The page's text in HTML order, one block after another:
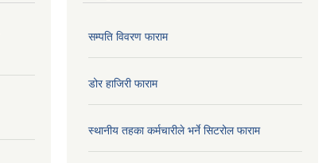
सम्पति विवरण फाराम
डोर हाजिरी फाराम
स्थानीय तहका कर्मचारीले भर्ने सिटरोल फाराम